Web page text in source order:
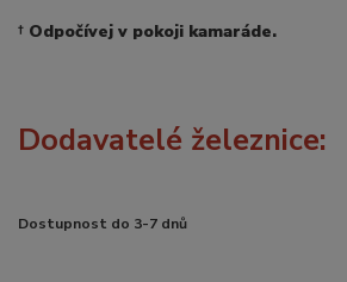
† Odpočívej v pokoji kamaráde.
Dodavatelé železnice:
Dostupnost do 3-7 dnů